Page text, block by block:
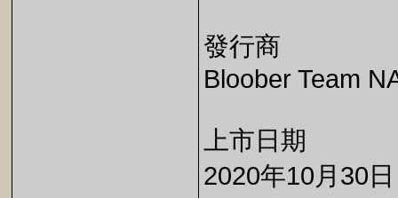
發行商
Bloober Team
上市日期
2020年10月30日